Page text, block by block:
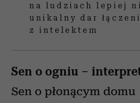
na ludziach lepiej
unikalny dar
z intelektem
Sen o ogniu –
Sen o płonącym domu